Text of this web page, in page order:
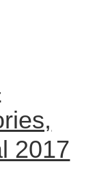
2017